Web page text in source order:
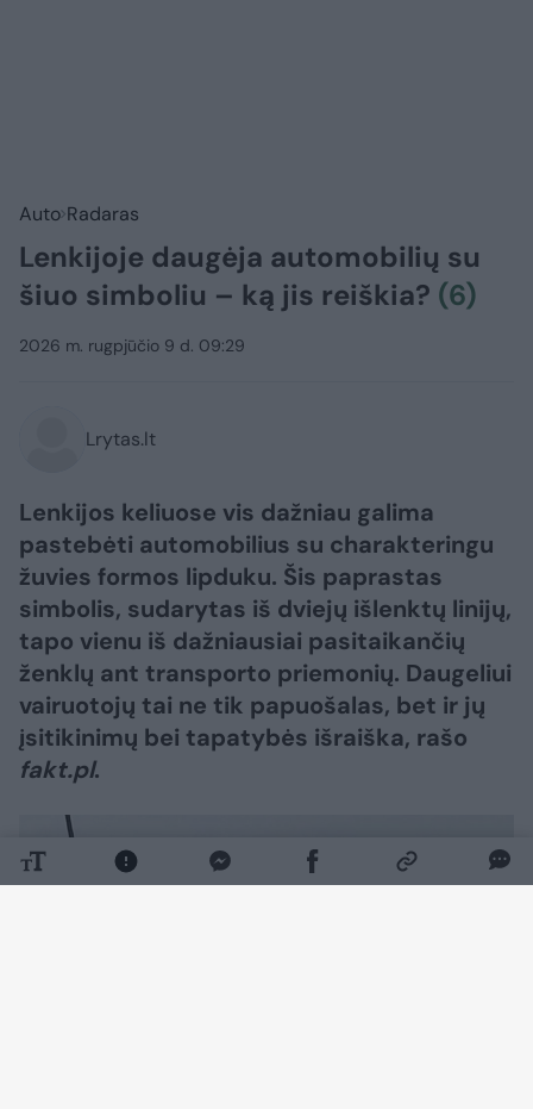
Auto Radaras
Lenkijoje daugėja automobilių su
šiuo simboliu – ką jis reiškia? (6)
2026 m. rugpjūčio 9 d. 09:29
Lrytas.lt
Lenkijos keliuose vis dažniau galima
pastebėti automobilius su charakteringu
žuvies formos lipduku. Šis paprastas
simbolis, sudarytas iš dviejų išlenktų linijų,
tapo vienu iš dažniausiai pasitaikančių
ženklų ant transporto priemonių. Daugeliui
vairuotojų tai ne tik papuošalas, bet ir jų
įsitikinimų bei tapatybės išraiška, rašo
fakt.pl.